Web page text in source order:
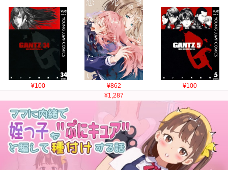
¥100 ¥862
¥100
¥1,287